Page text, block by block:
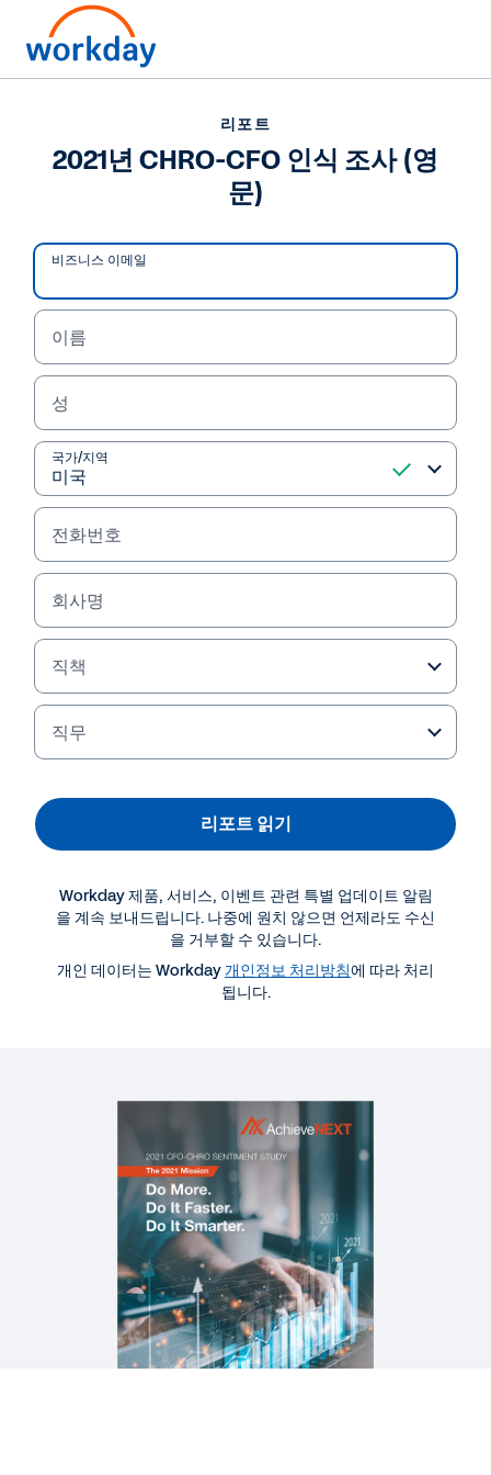
2021년 CHRO-CFO 인식
300명 이상의 CHRO와 CFO가 참여한 이 설문조사
위험에 관한 생각을 들어볼 수 있습니다.
리포트 읽기
더 많은 자료 보기
2021년 CHRO-CFO 인식 조사 (영문)
CIO 인사이트 - 더 빨라지는 재무 트랜스포메이션
포스트코로나 시대의 비즈니스 시스템 확장성, 신뢰성,
더 많은 자료 보기
리포트
2021년 CHRO-CFO 인식 조사 (영
문)
비즈니스 이메일
이름
성
국가/지역
전화번호
회사명
직책
직무
리포트 읽기
Workday 제품, 서비스, 이벤트 관련 특별 업데이트 알림
을 계속 보내드립니다. 나중에 원치 않으면 언제라도 수신
을 거부할 수 있습니다.
개인 데이터는 Workday개인정보 처리방침에 따라 처리
됩니다.